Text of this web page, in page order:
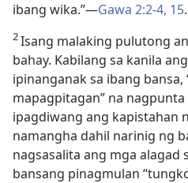
ibang wika.”​—Gawa 2:2-4, 15.
2Isang malaking pulutong
bahay. Kabilang sa kanila
ipinanganak sa ibang bansa,
mapagpitagan” na nagpunta
ipagdiwang ang kapistahan
namangha dahil narinig ng
nagsasalita ang mga alagad
bansang pinagmulan